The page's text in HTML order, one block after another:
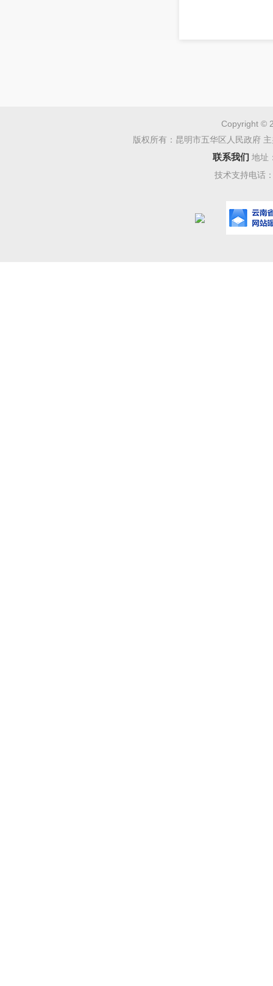
Copyright ©
版权所有：昆明市五华区人民政府
联系我们 地址
技术支持电话